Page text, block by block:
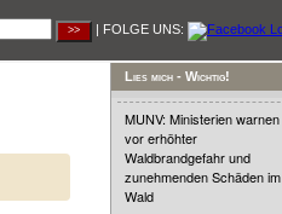
| FOLGE UNS:
Lies mich - Wichtig!
MUNV: Ministerien warnen
vor erhöhter
Waldbrandgefahr und
zunehmenden Schäden im
Wald